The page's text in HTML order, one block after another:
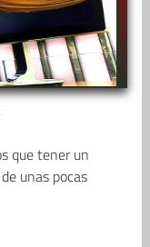
que tener un
unas pocas